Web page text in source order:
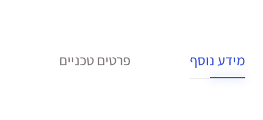
מידע נוסף פרטים טכניים